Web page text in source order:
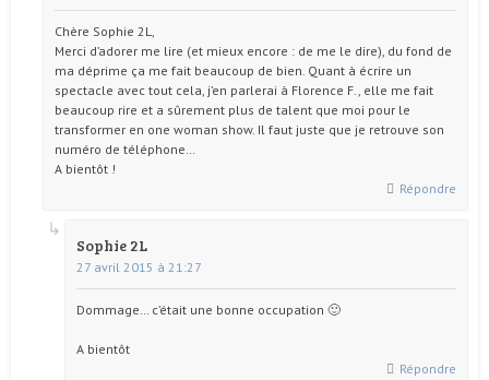
Chère Sophie 2L,
Merci d’adorer me lire (et mieux encore : de me le dire), du fond de
ma déprime ça me fait beaucoup de bien. Quant à écrire un
spectacle avec tout cela, j’en parlerai à Florence F., elle me fait
beaucoup rire et a sûrement plus de talent que moi pour le
transformer en one woman show. Il faut juste que je retrouve son
numéro de téléphone…
A bientôt !
Répondre
Sophie 2L
27 avril 2015 à 21:27
Dommage… c’était une bonne occupation 🙂
A bientôt
Répondre